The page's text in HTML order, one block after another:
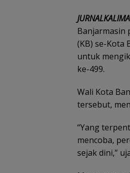
Banjarmasin
(KB) se-Kota
untuk
ke-499.
Wali Kota
tersebut,
“Yang
mencoba,
sejak dini,”